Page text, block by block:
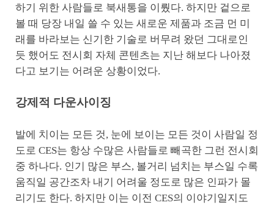
하기 위한 사람들로 북새통을 이뤘다. 하지만 겉으로
볼 때 당장 내일 쓸 수 있는 새로운 제품과 조금 먼 미
래를 바라보는 신기한 기술로 버무려 왔던 그대로인
듯 했어도 전시회 자체 콘텐츠는 지난 해보다 나아졌
다고 보기는 어려운 상황이었다.
강제적 다운사이징
발에 치이는 모든 것, 눈에 보이는 모든 것이 사람일 정
도로 CES는 항상 수많은 사람들로 빼곡한 그런 전시회
중 하나다. 인기 많은 부스, 볼거리 넘치는 부스일 수록
움직일 공간조차 내기 어려울 정도로 많은 인파가 몰
리기도 한다. 하지만 이는 이전 CES의 이야기일지도